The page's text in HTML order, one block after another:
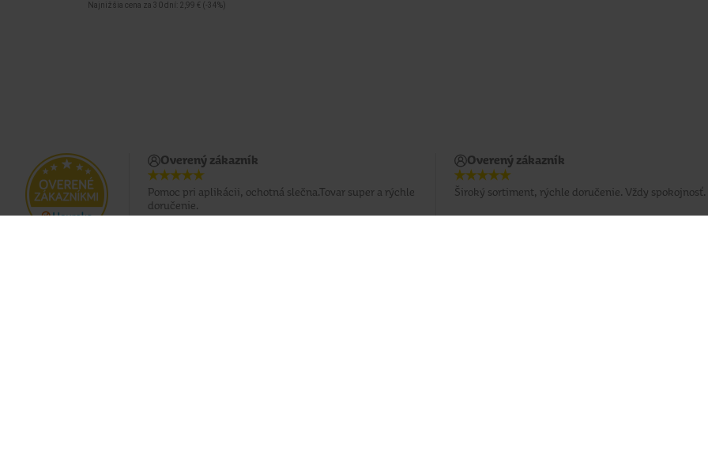
Najnižšia cena za 30 dní: 2,99 € (-34%)
Overený zákazník
Pomoc pri aplikácii, ochotná slečna.Tovar super a rýchle
doručenie.
Overený zákazník
Široký sortiment, rýchle doručenie. Vždy spokojnosť.